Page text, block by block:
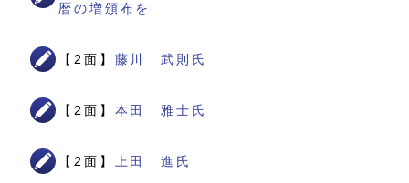
暦の増頒布を
【2面】 藤川 武則氏
【2面】 本田 雅士氏
【2面】 上田 進氏